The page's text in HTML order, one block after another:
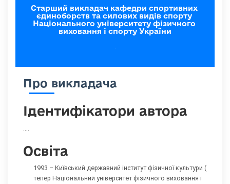
Старший викладач кафедри спортивних
єдиноборств та силових видів спорту
Національного університету фізичного
виховання і спорту України
Про викладача
Ідентифікатори автора
Освіта
1993 – Київський державний інститут фізичної культури (
тепер Національний університет фізичного виховання і